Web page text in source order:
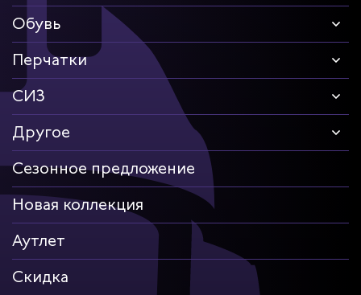
Обувь
Перчатки
СИЗ
Другое
Сезонное предложение
Новая коллекция
Аутлет
Скидка